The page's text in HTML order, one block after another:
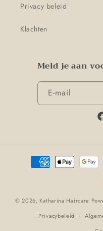
Privacy beleid
Klachten
Meld je aan
E‑mail
Betaalmethoden
© 2026, Katharina Haircare
Privacybeleid